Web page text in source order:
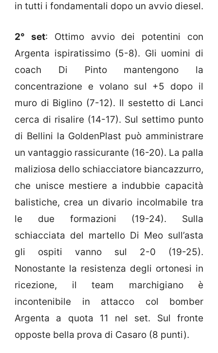
in tutti i fondamentali dopo un avvio diesel.
2° set: Ottimo avvio dei potentini con
Argenta ispiratissimo (5-8). Gli uomini di
coach Di Pinto mantengono la
concentrazione e volano sul +5 dopo il
muro di Biglino (7-12). Il sestetto di Lanci
cerca di risalire (14-17). Sul settimo punto
di Bellini la GoldenPlast può amministrare
un vantaggio rassicurante (16-20). La palla
maliziosa dello schiacciatore biancazzurro,
che unisce mestiere a indubbie capacità
balistiche, crea un divario incolmabile tra
le due formazioni (19-24). Sulla
schiacciata del martello Di Meo sull’asta
gli ospiti vanno sul 2-0 (19-25).
Nonostante la resistenza degli ortonesi in
ricezione, il team marchigiano è
incontenibile in attacco col bomber
Argenta a quota 11 nel set. Sul fronte
opposte bella prova di Casaro (8 punti).